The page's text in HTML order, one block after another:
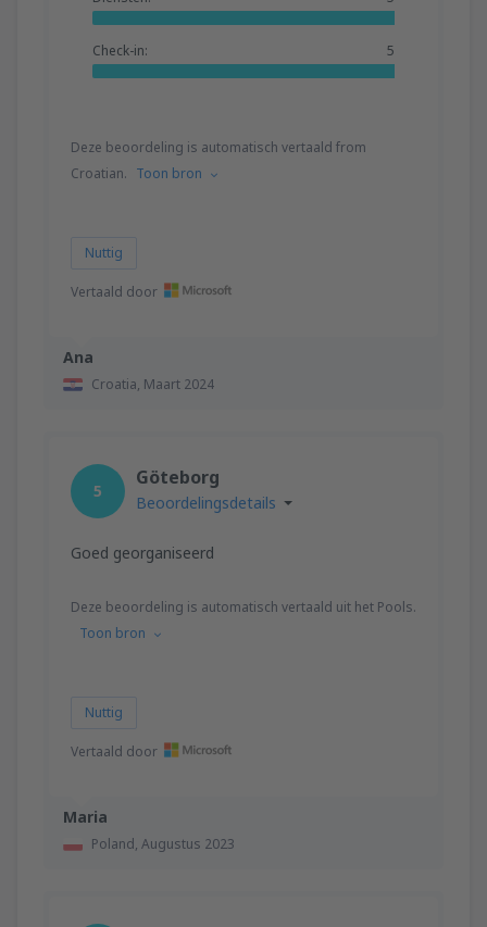
Ana
Croatia, Maart 2024
Check-in: 5
Deze beoordeling is automatisch vertaald from
Croatian. Toon bron
Nuttig
Vertaald door
Maria
Poland, Augustus 2023
5
Göteborg
Beoordelingsdetails
Goed georganiseerd
Deze beoordeling is automatisch vertaald uit het Pools.
Toon bron
Nuttig
Vertaald door